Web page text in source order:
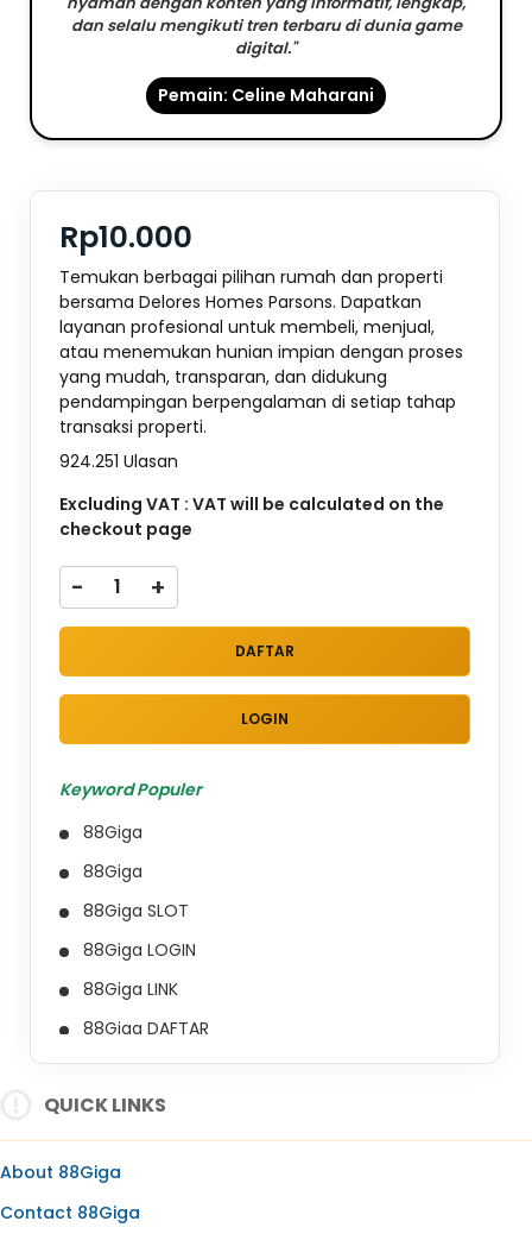
dan selalu mengikuti tren terbaru di dunia game
digital."
Pemain: Celine Maharani
Rp10.000
Temukan berbagai pilihan rumah dan properti
bersama Delores Homes Parsons. Dapatkan
layanan profesional untuk membeli, menjual,
atau menemukan hunian impian dengan proses
yang mudah, transparan, dan didukung
pendampingan berpengalaman di setiap tahap
transaksi properti.
924.251 Ulasan
Excluding VAT : VAT will be calculated on the
checkout page
- +
DAFTAR
LOGIN
Keyword Populer
88Giga
88Giga
88Giga SLOT
88Giga LOGIN
88Giga LINK
88Giga DAFTAR
SLOT ONLINE
SLOT GACOR
SLOT GACOR HARI INI
SLOT OLYMPUS
BANDAR SLOT
QUICK LINKS
About 88Giga
Contact 88Giga